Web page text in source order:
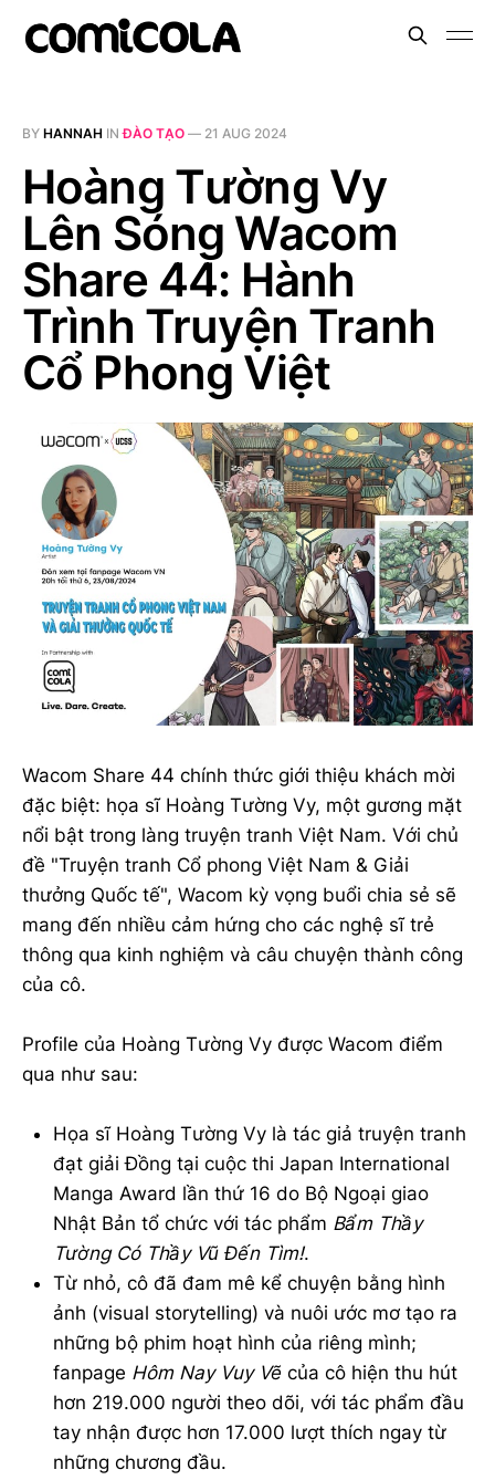
BY HANNAH INĐÀO TẠO — 21 AUG 2024
Hoàng Tường Vy
Lên Sóng Wacom
Share 44: Hành
Trình Truyện Tranh
Cổ Phong Việt
Wacom Share 44 chính thức giới thiệu khách mời
đặc biệt: họa sĩ Hoàng Tường Vy, một gương mặt
nổi bật trong làng truyện tranh Việt Nam. Với chủ
đề "Truyện tranh Cổ phong Việt Nam & Giải
thưởng Quốc tế", Wacom kỳ vọng buổi chia sẻ sẽ
mang đến nhiều cảm hứng cho các nghệ sĩ trẻ
thông qua kinh nghiệm và câu chuyện thành công
của cô.
Profile của Hoàng Tường Vy được Wacom điểm
qua như sau:
Họa sĩ Hoàng Tường Vy là tác giả truyện tranh
đạt giải Đồng tại cuộc thi Japan International
Manga Award lần thứ 16 do Bộ Ngoại giao
Nhật Bản tổ chức với tác phẩm Bẩm Thầy
Tường Có Thầy Vũ Đến Tìm!.
Từ nhỏ, cô đã đam mê kể chuyện bằng hình
ảnh (visual storytelling) và nuôi ước mơ tạo ra
những bộ phim hoạt hình của riêng mình;
fanpage Hôm Nay Vuy Vẽ của cô hiện thu hút
hơn 219.000 người theo dõi, với tác phẩm đầu
tay nhận được hơn 17.000 lượt thích ngay từ
những chương đầu.